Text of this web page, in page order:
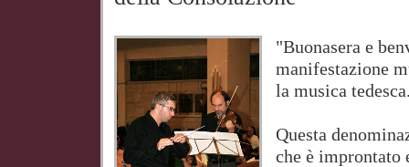
"Buonasera e
manifestazione
la musica
Questa
che è improntato